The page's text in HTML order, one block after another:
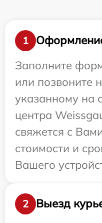
1
Заполните
или позвоните
указанному на
центра
свяжется с
стоимости и
Вашего
2
Выезд